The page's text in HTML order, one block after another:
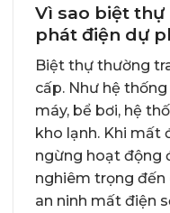
Vì sao biệt
phát điện dự
Biệt thự thường
cấp. Như hệ
máy, bể bơi, hệ
kho lạnh. Khi mất
ngừng hoạt động
nghiêm trọng đến
an ninh mất điện